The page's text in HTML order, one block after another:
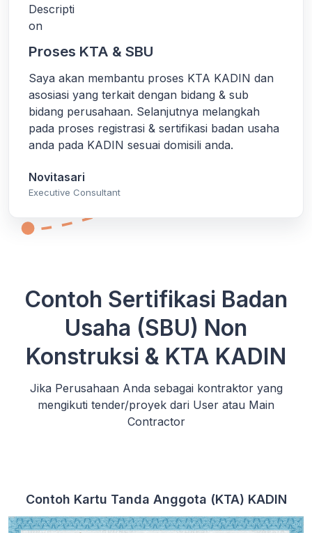
Proses KTA & SBU
Saya akan membantu proses KTA KADIN dan
asosiasi yang terkait dengan bidang & sub
bidang perusahaan. Selanjutnya melangkah
pada proses registrasi & sertifikasi badan usaha
anda pada KADIN sesuai domisili anda.
Novitasari
Executive Consultant
Contoh Sertifikasi Badan
Usaha (SBU) Non
Konstruksi & KTA KADIN
Jika Perusahaan Anda sebagai kontraktor yang
mengikuti tender/proyek dari User atau Main
Contractor
Contoh Kartu Tanda Anggota (KTA) KADIN